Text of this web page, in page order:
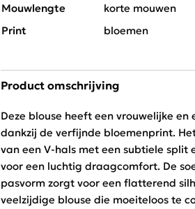
Mouwlengte
korte mouwen
Print
bloemen
Product omschrijving
Deze blouse heeft een vrouwelijke
dankzij de verfijnde bloemenprint.
van een V-hals met een subtiele split
voor een luchtig draagcomfort. De
pasvorm zorgt voor een flatterend
veelzijdige blouse die moeiteloos te